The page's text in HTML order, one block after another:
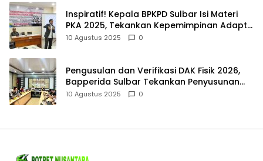
Inspiratif! Kepala BPKPD Sulbar Isi Materi
PKA 2025, Tekankan Kepemimpinan Adaptif
dan Akuntabel
10 Agustus 2025 0
Pengusulan dan Verifikasi DAK Fisik 2026,
Bapperida Sulbar Tekankan Penyusunan
Grand Desain
10 Agustus 2025 0